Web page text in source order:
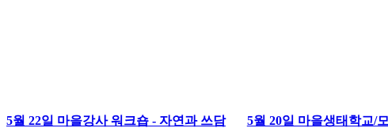
5월 22일 마을강사 워크숍 - 자연과 쓰담
5월 20일 마을생태학교/